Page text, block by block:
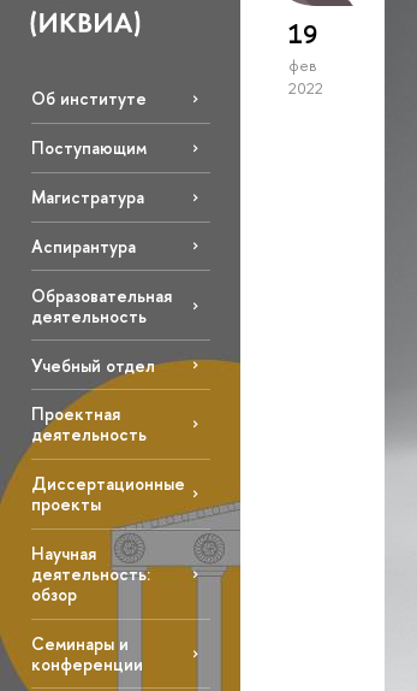
Об институте
Поступающим
Магистратура
Аспирантура
Образовательная
деятельность
Учебный отдел
Проектная
деятельность
Диссертационные
проекты
Научная
деятельность:
обзор
Семинары и
конференции
19
фев
2022